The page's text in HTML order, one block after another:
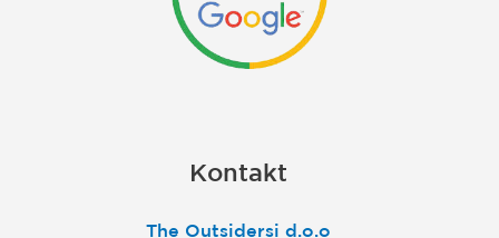
Kontakt
The Outsidersi d.o.o